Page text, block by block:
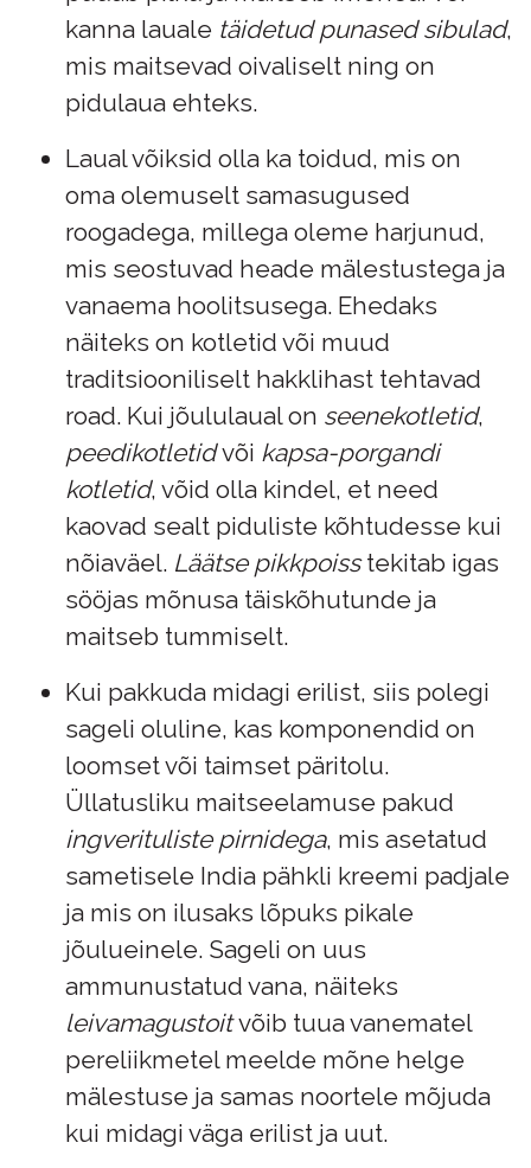
kanna lauale täidetud punased sibulad,
mis maitsevad oivaliselt ning on
pidulaua ehteks.
Laual võiksid olla ka toidud, mis on
oma olemuselt samasugused
roogadega, millega oleme harjunud,
mis seostuvad heade mälestustega ja
vanaema hoolitsusega. Ehedaks
näiteks on kotletid või muud
traditsiooniliselt hakklihast tehtavad
road. Kui jõululaual on seenekotletid,
peedikotletidvõi kapsa-porgandi
kotletid, võid olla kindel, et need
kaovad sealt piduliste kõhtudesse kui
nõiaväel. Läätse pikkpoisstekitab igas
sööjas mõnusa täiskõhutunde ja
maitseb tummiselt.
Kui pakkuda midagi erilist, siis polegi
sageli oluline, kas komponendid on
loomset või taimset päritolu.
Üllatusliku maitseelamuse pakud
ingverituliste pirnidega, mis asetatud
sametisele India pähkli kreemi padjale
ja mis on ilusaks lõpuks pikale
jõulueinele. Sageli on uus
ammunustatud vana, näiteks
leivamagustoit võib tuua vanematel
pereliikmetel meelde mõne helge
mälestuse ja samas noortele mõjuda
kui midagi väga erilist ja uut.